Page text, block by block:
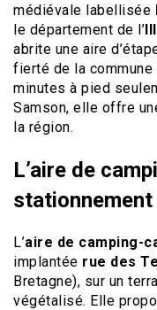
médiévale labellisée
le département de l’
abrite une aire
fierté de la commune
minutes à pied
Samson, elle offre
la région.
L’aire de
stationnement
L’aire de camping-
implantée rue des
Bretagne), sur un
végétalisé. Elle